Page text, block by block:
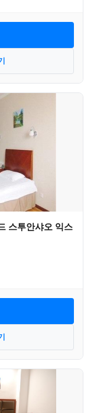
스투안샤오 익스